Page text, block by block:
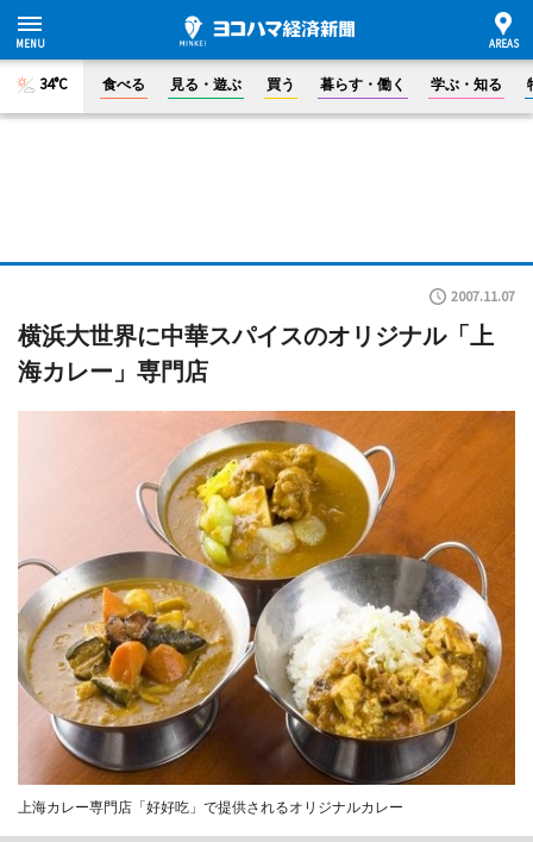
34°C 食べる 見る・遊ぶ 買う 暮らす・働く 学ぶ・知る
2007.11.07
横浜大世界に中華スパイスのオリジナル「上
海カレー」専門店
上海カレー専門店「好好吃」で提供されるオリジナルカレー